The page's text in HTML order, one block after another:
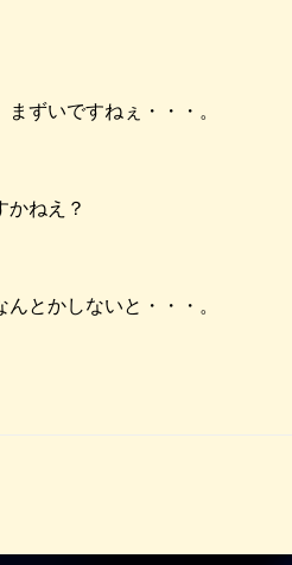
ずいですねぇ・・・。
かねえ？
とかしないと・・・。